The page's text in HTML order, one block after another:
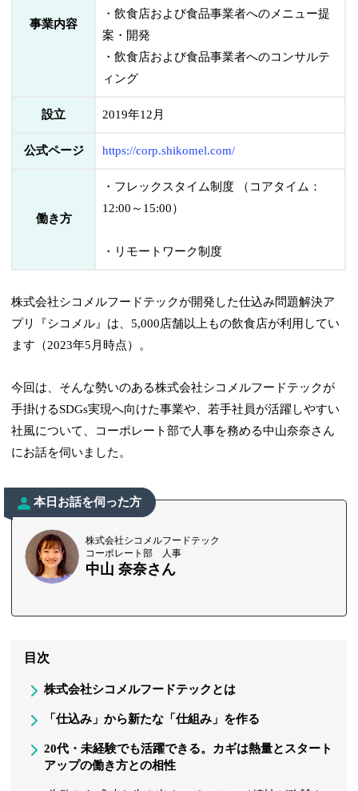
事業内容
・飲食店および食品事業者へのメニュー提
案・開発
・飲食店および食品事業者へのコンサルテ
ィング
設立 2019年12月
公式ページ https://corp.shikomel.com/
働き方
・フレックスタイム制度 （コアタイム：
12:00～15:00）
・リモートワーク制度
株式会社シコメルフードテックが開発した仕込み問題解決ア
プリ『シコメル』は、5,000店舗以上もの飲食店が利用してい
ます（2023年5月時点）。
今回は、そんな勢いのある株式会社シコメルフードテックが
手掛けるSDGs実現へ向けた事業や、若手社員が活躍しやすい
社風について、コーポレート部で人事を務める中山奈奈さん
にお話を伺いました。
本日お話を伺った方
株式会社シコメルフードテック
コーポレート部 人事
中山 奈奈さん
目次
株式会社シコメルフードテックとは
「仕込み」から新たな「仕組み」を作る
20代・未経験でも活躍できる。カギは熱量とスタート
アップの働き方との相性